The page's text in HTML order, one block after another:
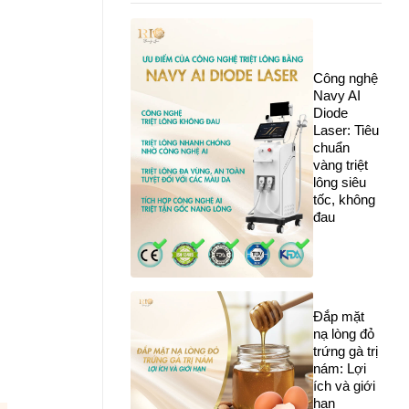
Công nghệ
Navy AI
Diode
Laser: Tiêu
chuẩn
vàng triệt
lông siêu
tốc, không
đau
Đắp mặt
nạ lòng đỏ
trứng gà trị
nám: Lợi
ích và giới
hạn